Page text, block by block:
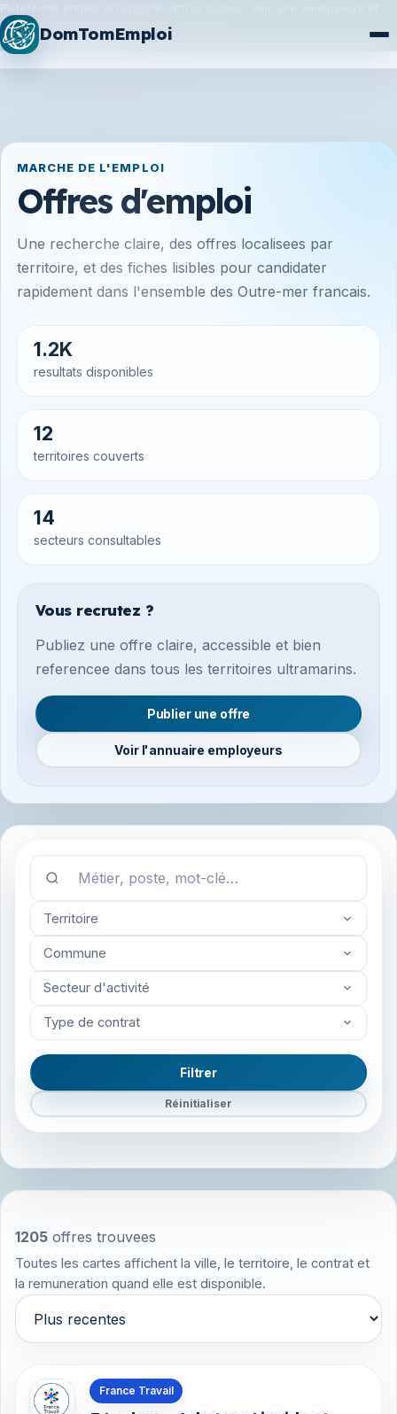
Plateforme emploi ultramarine, offres locales, annuaire employeurs et
synchronisation France Travail / Alternance.
Plan du siteFormations
DomTomEmploi
MARCHE DE L'EMPLOI
Offres d'emploi
Une recherche claire, des offres localisees par
territoire, et des fiches lisibles pour candidater
rapidement dans l'ensemble des Outre-mer francais.
1.2K
resultats disponibles
12
territoires couverts
14
secteurs consultables
Vous recrutez ?
Publiez une offre claire, accessible et bien
referencee dans tous les territoires ultramarins.
Publier une offre
Voir l'annuaire employeurs
Territoire
Commune
Secteur d'activité
Type de contrat
Filtrer
Réinitialiser
1205 offres trouvees
Toutes les cartes affichent la ville, le territoire, le contrat et
la remuneration quand elle est disponible.
Trier par
France Travail
Offres en La Réunion